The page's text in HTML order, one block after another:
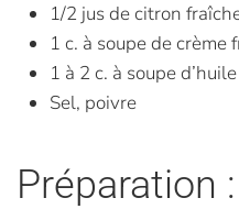
1/2 jus de citron
1 c. à soupe de crème
1 à 2 c. à soupe
Sel, poivre
Préparation :